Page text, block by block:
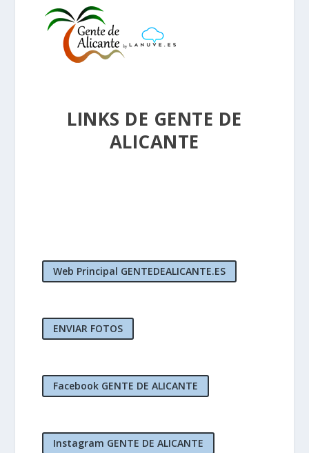
LINKS DE GENTE DE
ALICANTE
Web Principal GENTEDEALICANTE.ES
ENVIAR FOTOS
Facebook GENTE DE ALICANTE
Instagram GENTE DE ALICANTE